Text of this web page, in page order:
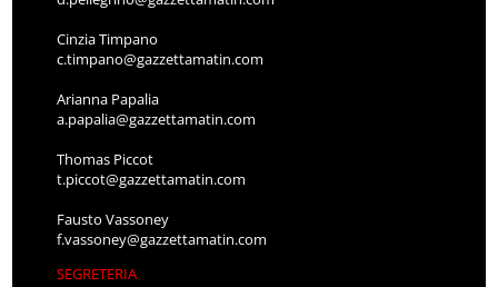
Cinzia Timpano
c.timpano@gazzettamatin.com
Arianna Papalia
a.papalia@gazzettamatin.com
Thomas Piccot
t.piccot@gazzettamatin.com
Fausto Vassoney
f.vassoney@gazzettamatin.com
SEGRETERIA